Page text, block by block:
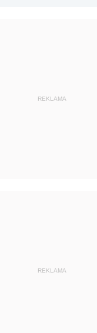
REKLAMA
REKLAMA